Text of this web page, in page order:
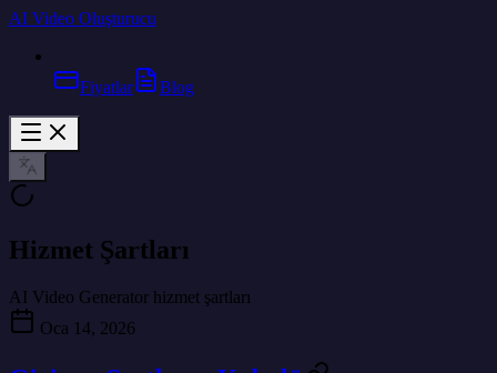
AI Video Oluşturucu
Fiyatlar Blog
Hizmet Şartları
AI Video Generator hizmet şartları
Oca 14, 2026